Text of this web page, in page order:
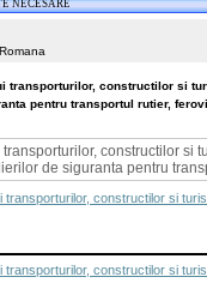
NECESARE
transporturilor, constructilor si
pentru transportul rutier,
constructilor si
de siguranta pentru
transporturilor, constructilor si
transporturilor, constructilor si